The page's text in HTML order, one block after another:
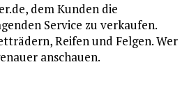
dem Kunden die
Service zu verkaufen.
Reifen und Felgen. Wer
anschauen.